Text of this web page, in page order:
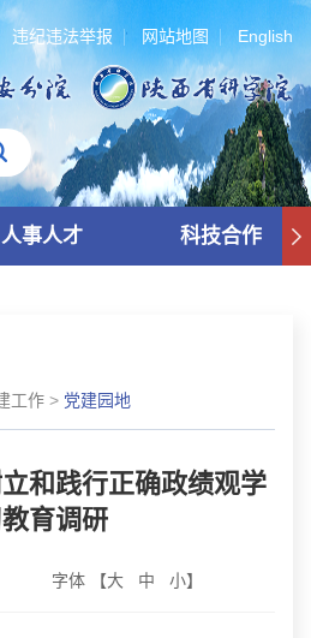
违纪违法举报 网站地图 English
人事人才 科技合作
工作 > 党建园地
和践行正确政绩观学
育调研
字体 【大 中 小】